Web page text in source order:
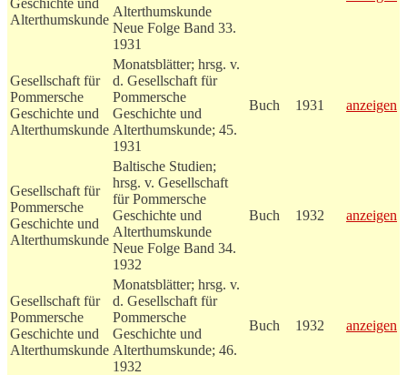
Alterthumskunde
Alterthumskunde
Neue Folge Band 33.
1931
Gesellschaft für
Pommersche
Geschichte und
Alterthumskunde
Monatsblätter; hrsg. v.
d. Gesellschaft für
Pommersche
Geschichte und
Alterthumskunde; 45.
1931
Buch 1931 anzeigen
Gesellschaft für
Pommersche
Geschichte und
Alterthumskunde
Baltische Studien;
hrsg. v. Gesellschaft
für Pommersche
Geschichte und
Alterthumskunde
Neue Folge Band 34.
1932
Buch 1932 anzeigen
Gesellschaft für
Pommersche
Geschichte und
Alterthumskunde
Monatsblätter; hrsg. v.
d. Gesellschaft für
Pommersche
Geschichte und
Alterthumskunde; 46.
1932
Buch 1932 anzeigen